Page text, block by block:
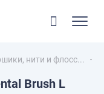
нити и флосс... —
Brush L